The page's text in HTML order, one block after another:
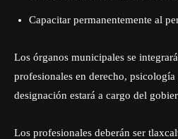
Capacitar permanentemente al
Los órganos municipales se
profesionales en derecho,
designación estará a cargo del
Los profesionales deberán ser